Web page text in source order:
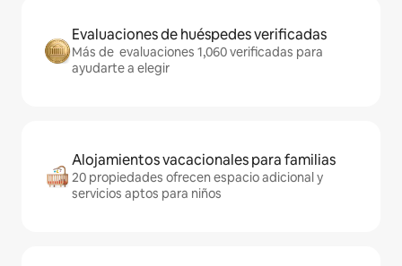
Evaluaciones de huéspedes verificadas
Más de evaluaciones 1,060 verificadas para
ayudarte a elegir
Alojamientos vacacionales para familias
20 propiedades ofrecen espacio adicional y
servicios aptos para niños